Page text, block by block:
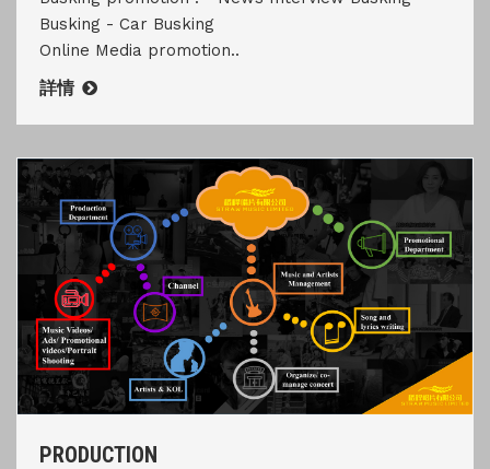
Busking - Car Busking
Online Media promotion..
詳情
PRODUCTION